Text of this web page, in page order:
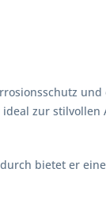
zur
bietet er